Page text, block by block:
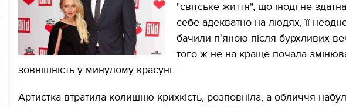
"світське життя", що іноді не
себе адекватно на людях, її
бачили п'яною після бурхливих
того ж не на краще почала
зовнішність у минулому красуні.
Артистка втратила колишню крихкість, розповніла, а обличчя